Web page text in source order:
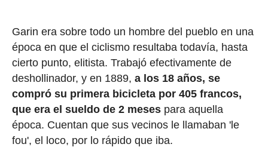
Garin era sobre todo un hombre del pueblo en una
época en que el ciclismo resultaba todavía, hasta
cierto punto, elitista. Trabajó efectivamente de
deshollinador, y en 1889, a los 18 años, se
compró su primera bicicleta por 405 francos,
que era el sueldo de 2 mesespara aquella
época. Cuentan que sus vecinos le llamaban 'le
fou', el loco, por lo rápido que iba.